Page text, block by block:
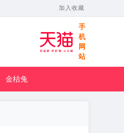
加入收藏
手
机
网
站
金桔兔